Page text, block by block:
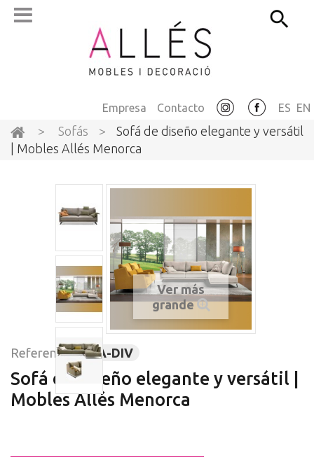
ES EN
Contacto
Empresa
> Sofás >
Sofá de diseño elegante y versátil
| Mobles Allés Menorca
Ver más
grande
Referencia PRA-DIV
Sofá de diseño elegante y versátil |
Mobles Allés Menorca